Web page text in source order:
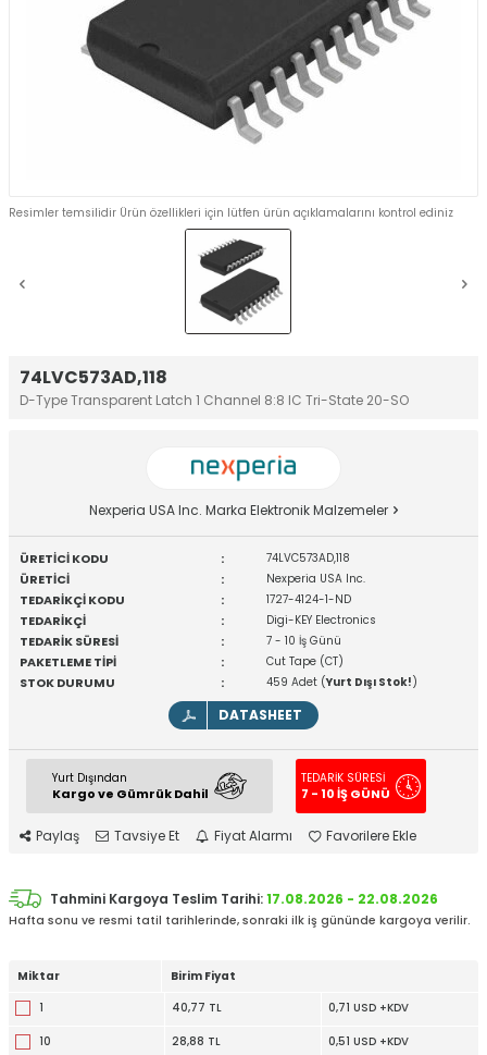
74LVC573AD,118
D-Type Transparent Latch 1 Channel 8:8 IC Tri-State 20-SO
Resimler temsilidir Ürün özellikleri için lütfen ürün açıklamalarını kontrol ediniz
Nexperia USA Inc. Marka Elektronik Malzemeler
ÜRETİCİ KODU : 74LVC573AD,118
ÜRETİCİ : Nexperia USA Inc.
TEDARİKÇİ KODU : 1727-4124-1-ND
TEDARİKÇİ : Digi-KEY Electronics
TEDARİK SÜRESİ : 7 - 10 İş Günü
PAKETLEME TİPİ : Cut Tape (CT)
STOK DURUMU : 459 Adet (Yurt Dışı Stok!)
DATASHEET
Yurt Dışından
Kargo ve Gümrük Dahil
TEDARİK SÜRESİ
7 - 10 İŞ GÜNÜ
Paylaş Tavsiye Et Fiyat Alarmı Favorilere Ekle
Tahmini Kargoya Teslim Tarihi:17.08.2026 - 22.08.2026
Hafta sonu ve resmi tatil tarihlerinde, sonraki ilk iş gününde kargoya verilir.
Miktar
Birim Fiyat
1
40,77 TL 0,71 USD +KDV
10 28,88 TL 0,51 USD +KDV